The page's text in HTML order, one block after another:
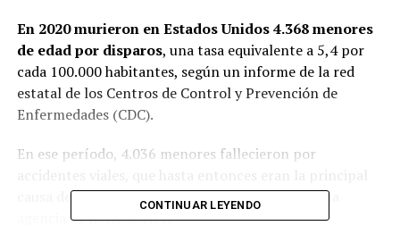
En 2020 murieron en Estados Unidos 4.368 menores
de edad por disparos, una tasa equivalente a 5,4 por
cada 100.000 habitantes, según un informe de la red
estatal de los Centros de Control y Prevención de
Enfermedades (CDC).
En ese período, 4.036 menores fallecieron por
causa de muerte de niños y adolescentes, según la
agencia de noticias AFP.
CONTINUAR LEYENDO